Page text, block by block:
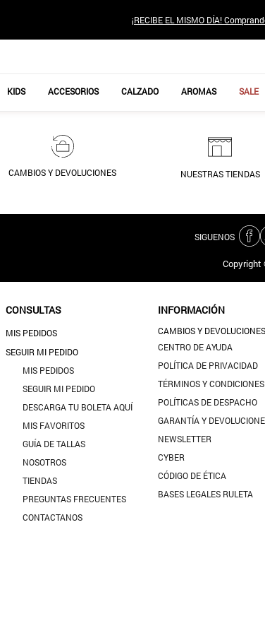
¡RECIBE EL MISMO DÍA!
KIDS ACCESORIOS CALZADO AROMAS SALE
CAMBIOS Y DEVOLUCIONES NUESTRAS TIENDAS
SIGUENOS
Copyright
CONSULTAS
MIS PEDIDOS
SEGUIR MI PEDIDO
MIS PEDIDOS
SEGUIR MI PEDIDO
DESCARGA TU BOLETA AQUÍ
MIS FAVORITOS
GUÍA DE TALLAS
NOSOTROS
TIENDAS
PREGUNTAS FRECUENTES
CONTACTANOS
INFORMACIÓN
CAMBIOS Y DEVOLUCIONES
CENTRO DE AYUDA
POLÍTICA DE PRIVACIDAD
TÉRMINOS Y CONDICIONES
POLÍTICAS DE DESPACHO
GARANTÍA Y
NEWSLETTER
CYBER
CÓDIGO DE ÉTICA
BASES LEGALES RULETA
.
4.
poleras
botin
cafe